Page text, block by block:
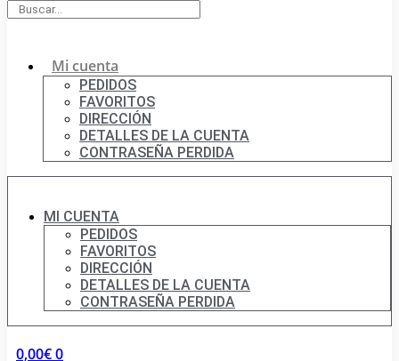
Mi cuenta
PEDIDOS
FAVORITOS
DIRECCIÓN
DETALLES DE LA CUENTA
CONTRASEÑA PERDIDA
MI CUENTA
PEDIDOS
FAVORITOS
DIRECCIÓN
DETALLES DE LA CUENTA
CONTRASEÑA PERDIDA
0,00€0